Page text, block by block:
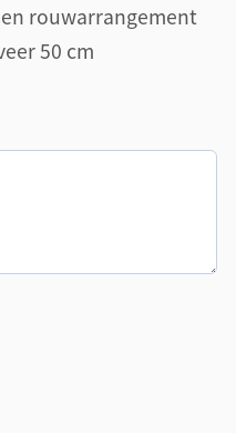
rouwarrangement
50 cm